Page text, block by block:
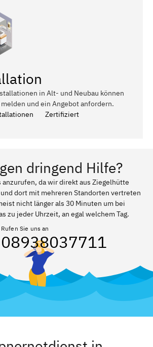
in Alt- und Neubau können
und ein Angebot anfordern.
Zertifiziert
dringend Hilfe?
anzurufen, da wir direkt aus Ziegelhütte
dort mit mehreren Standorten vertreten
nicht länger als 30 Minuten um bei
zu jeder Uhrzeit, an egal welchem Tag.
Rufen Sie uns an
08938037711